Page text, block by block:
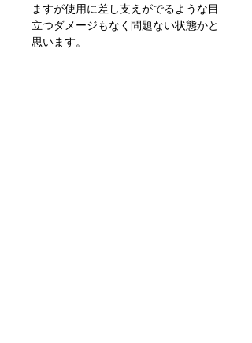
ますが使用に差し支えがでるような目
立つダメージもなく問題ない状態かと
思います。